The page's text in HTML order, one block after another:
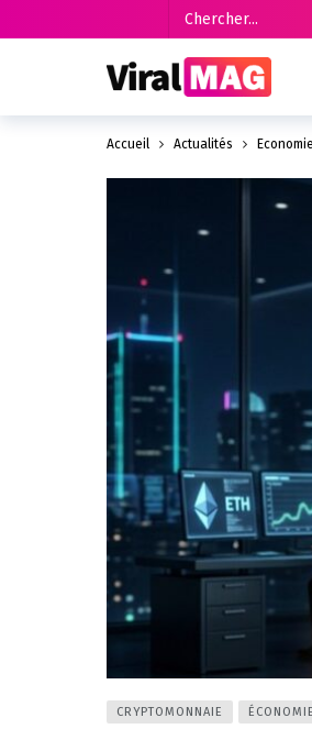
Accueil Actualités Économie
CRYPTOMONNAIE ÉCONOMIE